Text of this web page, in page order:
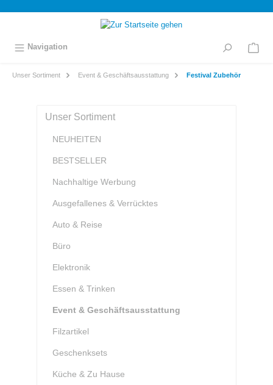
springen
Navigation
Unser Sortiment Event & Geschäftsausstattung Festival Zubehör
Unser Sortiment
NEUHEITEN
BESTSELLER
Nachhaltige Werbung
Ausgefallenes & Verrücktes
Auto & Reise
Büro
Elektronik
Essen & Trinken
Event & Geschäftsausstattung
Filzartikel
Geschenksets
Küche & Zu Hause